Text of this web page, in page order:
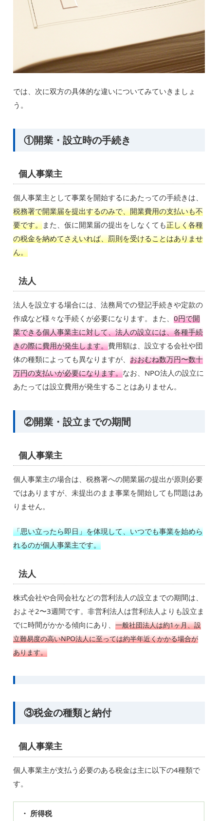
では、次に双方の具体的な違いについてみていきましょ
う。
①開業・設立時の手続き
個人事業主
個人事業主として事業を開始するにあたっての手続きは、
税務署で開業届を提出するのみで、開業費用の支払いも不
要です。また、仮に開業届の提出をしなくても正しく各種
の税金を納めてさえいれば、罰則を受けることはありませ
ん。
法人
法人を設立する場合には、法務局での登記手続きや定款の
作成など様々な手続くが必要になります。また、0円で開
業できる個人事業主に対して、法人の設立には、各種手続
きの際に費用が発生します。費用額は、設立する会社や団
体の種類によっても異なりますが、おおむね数万円〜数十
万円の支払いが必要になります。なお、NPO法人の設立に
あたっては設立費用が発生することはありません。
②開業・設立までの期間
個人事業主
個人事業主の場合は、税務署への開業届の提出が原則必要
ではありますが、未提出のまま事業を開始しても問題はあ
りません。
「思い立ったら即日」を体現して、いつでも事業を始めら
れるのが個人事業主です。
法人
株式会社や合同会社などの営利法人の設立までの期間は、
およそ2〜3週間です。非営利法人は営利法人よりも設立ま
でに時間がかかる傾向にあり、一般社団法人は約1ヶ月、設
立難易度の高いNPO法人に至っては約半年近くかかる場合が
あります。
③税金の種類と納付
個人事業主
個人事業主が支払う必要のある税金は主に以下の4種類で
す。
・ 所得税